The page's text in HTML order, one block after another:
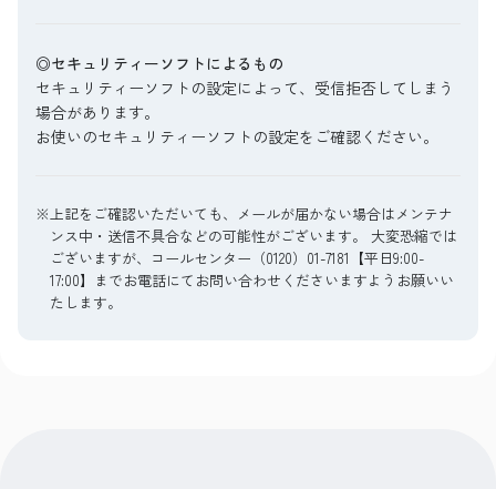
◎セキュリティーソフトによるもの
セキュリティーソフトの設定によって、受信拒否してしまう
場合があります。
お使いのセキュリティーソフトの設定をご確認ください。
※上記をご確認いただいても、メールが届かない場合はメンテナ
ンス中・送信不具合などの可能性がございます。 大変恐縮では
ございますが、コールセンター（0120）01-7181【平日9:00-
17:00】までお電話にてお問い合わせくださいますようお願いい
たします。